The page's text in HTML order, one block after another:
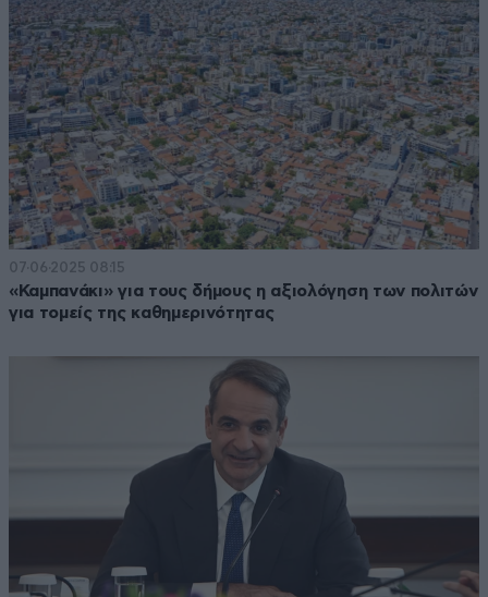
07·06·2025 08:15
«Καμπανάκι» για τους δήμους η αξιολόγηση των πολιτών
για τομείς της καθημερινότητας